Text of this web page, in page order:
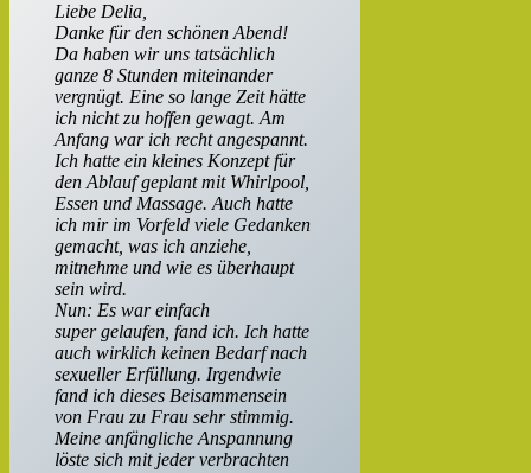
Liebe Delia,
Danke für den schönen Abend!
Da haben wir uns tatsächlich
ganze 8 Stunden miteinander
vergnügt. Eine so lange Zeit hätte
ich nicht zu hoffen gewagt. Am
Anfang war ich recht angespannt.
Ich hatte ein kleines Konzept für
den Ablauf geplant mit Whirlpool,
Essen und Massage. Auch hatte
ich mir im Vorfeld viele Gedanken
gemacht, was ich anziehe,
mitnehme und wie es überhaupt
sein wird.
Nun: Es war einfach
super gelaufen, fand ich. Ich hatte
auch wirklich keinen Bedarf nach
sexueller Erfüllung. Irgendwie
fand ich dieses Beisammensein
von Frau zu Frau sehr stimmig.
Meine anfängliche Anspannung
löste sich mit jeder verbrachten